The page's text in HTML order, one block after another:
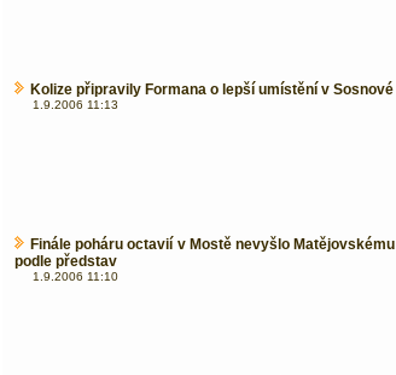
Kolize připravily Formana o lepší umístění v Sosnové
1.9.2006 11:13
Finále poháru octavií v Mostě nevyšlo Matějovskému
podle představ
1.9.2006 11:10